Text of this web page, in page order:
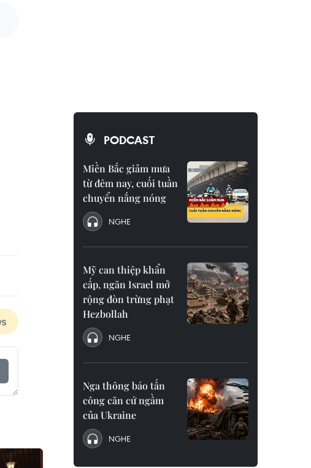
PODCAST
Miền Bắc giảm mưa
từ đêm nay, cuối tuần
chuyển nắng nóng
NGHE
Mỹ can thiệp khẩn
cấp, ngăn Israel mở
rộng đòn trừng phạt
Hezbollah
NGHE
Nga thông báo tấn
công căn cứ ngầm
của Ukraine
NGHE